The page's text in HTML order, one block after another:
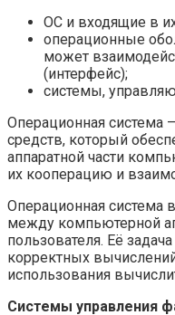
ОС и входящие в
операционные
может
(интерфейс);
системы,
Операционная
средств, который
аппаратной части
их кооперацию и
Операционная система
между компьютерной
пользователя. Её
корректных
использования
Системы управления